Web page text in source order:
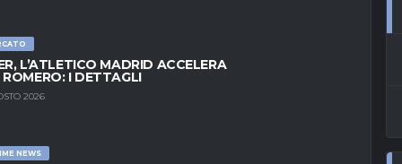
L’ATLETICO MADRID ACCELERA
ROMERO: I DETTAGLI
2026
NEWS